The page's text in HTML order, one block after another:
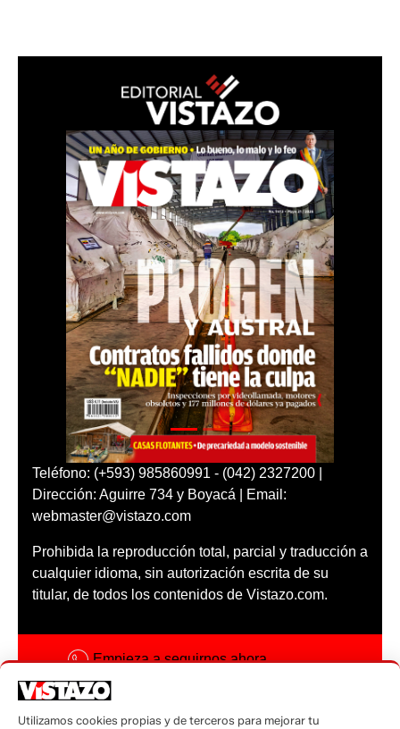
Teléfono: (+593) 985860991 - (042) 2327200 |
Dirección: Aguirre 734 y Boyacá | Email:
webmaster@vistazo.com
Prohibida la reproducción total, parcial y traducción a
cualquier idioma, sin autorización escrita de su
titular, de todos los contenidos de Vistazo.com.
Empieza a seguirnos ahora
Código ética
Utilizamos cookies propias y de terceros para mejorar tu